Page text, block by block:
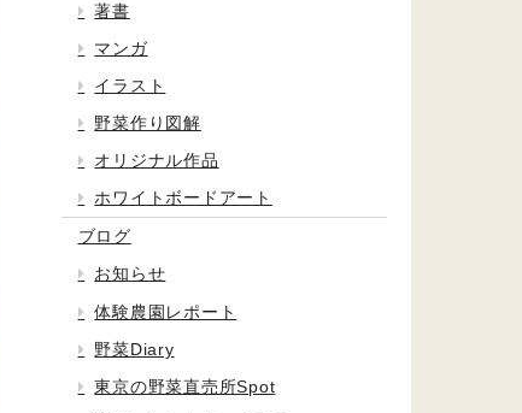
著書
マンガ
イラスト
野菜作り図解
オリジナル作品
ホワイトボードアート
ブログ
お知らせ
体験農園レポート
野菜Diary
東京の野菜直売所Spot